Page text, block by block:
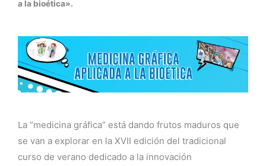
a la bioética».
La “medicina gráfica” está dando frutos maduros que
se van a explorar en la XVII edición del tradicional
curso de verano dedicado a la innovación